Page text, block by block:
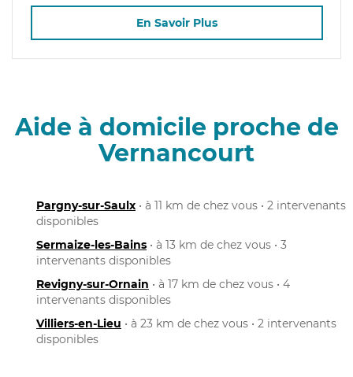
En Savoir Plus
Aide à domicile proche de
Vernancourt
Pargny-sur-Saulx • à 11 km de chez vous • 2 intervenants
disponibles
Sermaize-les-Bains • à 13 km de chez vous • 3
intervenants disponibles
Revigny-sur-Ornain • à 17 km de chez vous • 4
intervenants disponibles
Villiers-en-Lieu • à 23 km de chez vous • 2 intervenants
disponibles